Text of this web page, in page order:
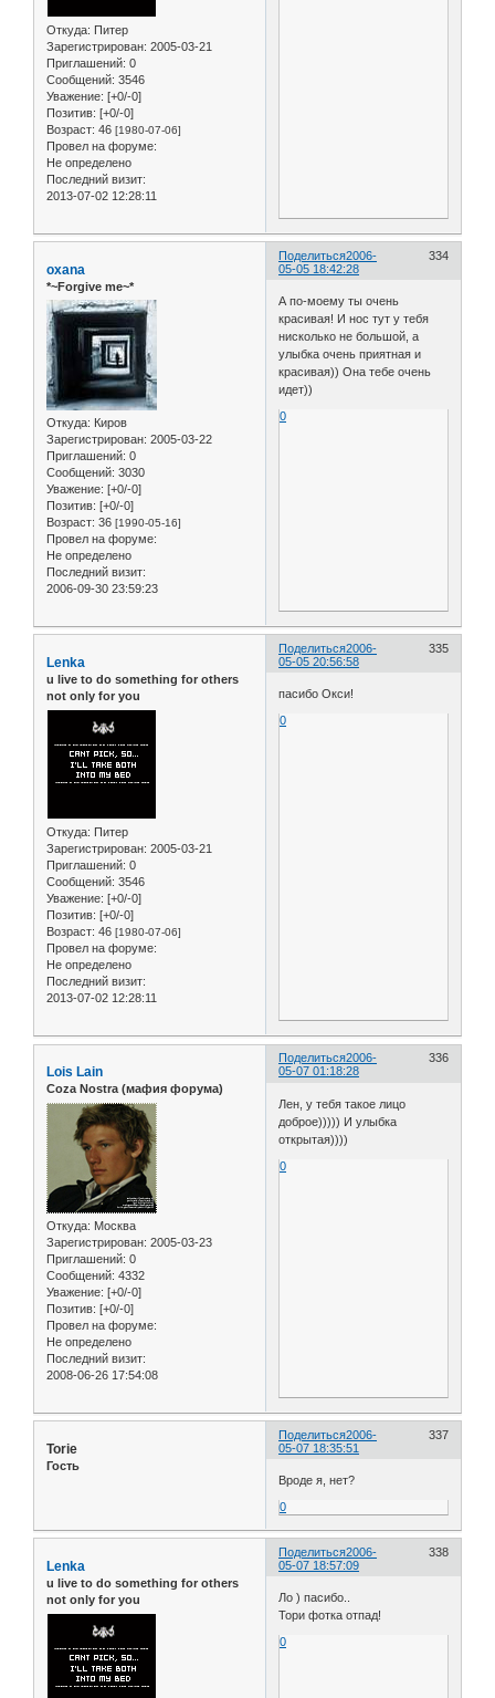
Откуда: Питер
Зарегистрирован: 2005-03-21
Приглашений: 0
Сообщений: 3546
Уважение: [+0/-0]
Позитив: [+0/-0]
Возраст: 46 [1980-07-06]
Провел на форуме:
Не определено
Последний визит:
2013-07-02 12:28:11
Поделиться 334
2006-
05-05 18:42:28
oxana
*~Forgive me~*
Откуда: Киров
Зарегистрирован: 2005-03-22
Приглашений: 0
Сообщений: 3030
Уважение: [+0/-0]
Позитив: [+0/-0]
Возраст: 36 [1990-05-16]
Провел на форуме:
Не определено
Последний визит:
2006-09-30 23:59:23
А по-моему ты очень
красивая! И нос тут у тебя
нисколько не большой, а
улыбка очень приятная и
красивая)) Она тебе очень
идет))
0
Поделиться 335
2006-
05-05 20:56:58
Lenka
u live to do something for others
not only for you
Откуда: Питер
Зарегистрирован: 2005-03-21
Приглашений: 0
Сообщений: 3546
Уважение: [+0/-0]
Позитив: [+0/-0]
Возраст: 46 [1980-07-06]
Провел на форуме:
Не определено
Последний визит:
2013-07-02 12:28:11
пасибо Окси!
0
Поделиться 336
2006-
05-07 01:18:28
Lois Lain
Coza Nostra (мафия форума)
Откуда: Москва
Зарегистрирован: 2005-03-23
Приглашений: 0
Сообщений: 4332
Уважение: [+0/-0]
Позитив: [+0/-0]
Провел на форуме:
Не определено
Последний визит:
2008-06-26 17:54:08
Лен, у тебя такое лицо
доброе))))) И улыбка
открытая))))
0
Поделиться 337
2006-
05-07 18:35:51
Torie
Гость
Вроде я, нет?
0
Поделиться 338
2006-
05-07 18:57:09
Lenka
u live to do something for others
not only for you
Ло ) пасибо..
Тори фотка отпад!
0